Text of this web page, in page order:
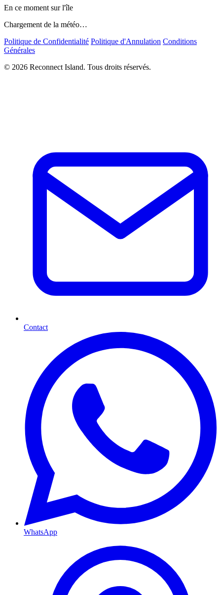
En ce moment sur l'île
Chargement de la météo…
Politique de Confidentialité Politique d'Annulation Conditions
Générales
© 2026 Reconnect Island. Tous droits réservés.
Contact
WhatsApp